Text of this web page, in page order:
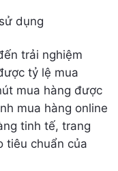
dụng
trải nghiệm
tỷ lệ mua
mua hàng được
mua hàng online
tinh tế, trang
tiêu chuẩn của